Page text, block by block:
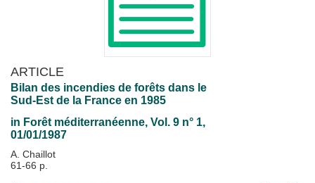
ARTICLE
Bilan des incendies de forêts dans le
Sud-Est de la France en 1985
in Forêt méditerranéenne, Vol. 9 n° 1,
01/01/1987
A. Chaillot
61-66 p.